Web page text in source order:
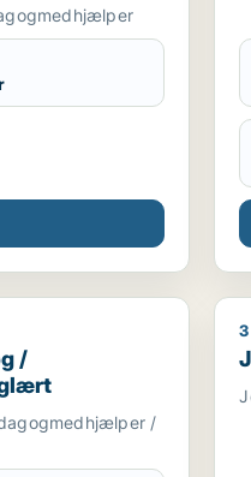
pædagogmedhjælper /
/
/